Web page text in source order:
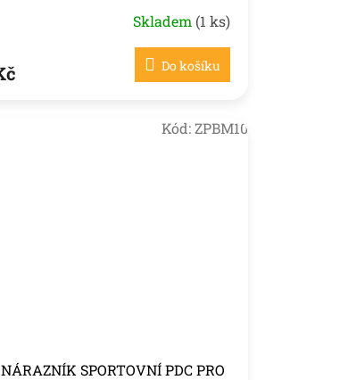
Skladem (1 ks)
Do košíku
SPORTOVNÍ PDC PRO
Kód:ZPBM10